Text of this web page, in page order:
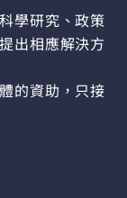
學研究、政策
出相應解決方
的資助，只接